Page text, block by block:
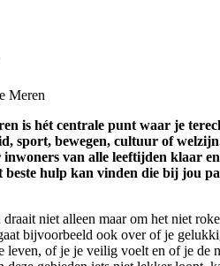
Meren
is hét centrale punt waar je
sport, bewegen, cultuur of
inwoners van alle leeftijden klaar
beste hulp kan vinden die bij jou
niet alleen maar om het niet
bijvoorbeeld ook over of je
leven, of je je veilig voelt en of je de